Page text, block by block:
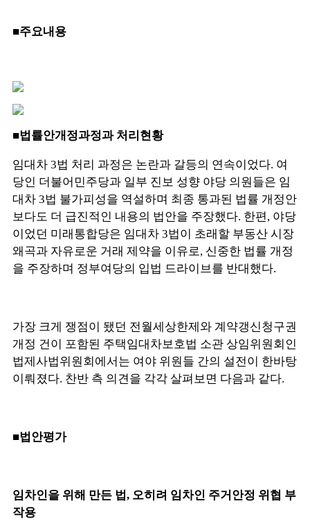
■주요내용
■법률안개정과정과 처리현황
임대차 3법 처리 과정은 논란과 갈등의 연속이었다. 여
당인 더불어민주당과 일부 진보 성향 야당 의원들은 임
대차 3법 불가피성을 역설하며 최종 통과된 법률 개정안
보다도 더 급진적인 내용의 법안을 주장했다. 한편, 야당
이었던 미래통합당은 임대차 3법이 초래할 부동산 시장
왜곡과 자유로운 거래 제약을 이유로, 신중한 법률 개정
을 주장하며 정부여당의 입법 드라이브를 반대했다.
가장 크게 쟁점이 됐던 전월세상한제와 계약갱신청구권
개정 건이 포함된 주택임대차보호법 소관 상임위원회인
법제사법위원회에서는 여야 위원들 간의 설전이 한바탕
이뤄졌다. 찬반 측 의견을 각각 살펴보면 다음과 같다.
■법안평가
임차인을 위해 만든 법, 오히려 임차인 주거안정 위협 부
작용